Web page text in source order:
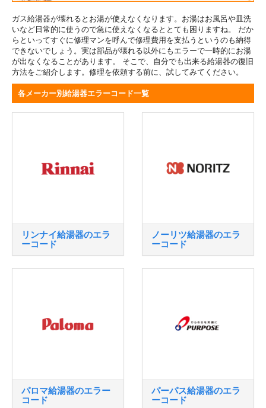
ガス給湯器が壊れるとお湯が使えなくなります。お湯はお風呂や皿洗
いなど日常的に使うので急に使えなくなるととても困りますね。 だか
らといってすぐに修理マンを呼んで修理費用を支払うというのも納得
できないでしょう。実は部品が壊れる以外にもエラーで一時的にお湯
が出なくなることがあります。 そこで、自分でも出来る給湯器の復旧
方法をご紹介します。修理を依頼する前に、試してみてください。
各メーカー別給湯器エラーコード一覧
リンナイ給湯器のエラ
ーコード
ノーリツ給湯器のエラ
ーコード
パロマ給湯器のエラー
コード
パーパス給湯器のエラ
ーコード